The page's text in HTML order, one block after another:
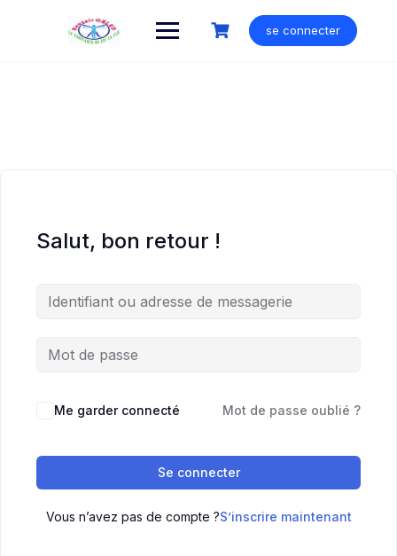
se connecter
Salut, bon retour !
Me garder connecté Mot de passe oublié ?
Se connecter
Vous n’avez pas de compte ?S’inscrire maintenant